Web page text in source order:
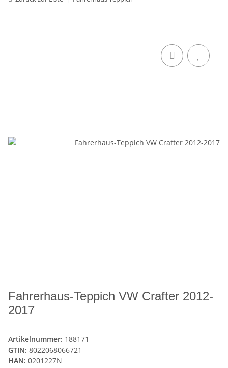
Fahrerhaus-Teppich VW Crafter 2012-
2017
Artikelnummer: 188171
GTIN: 8022068066721
HAN: 0201227N